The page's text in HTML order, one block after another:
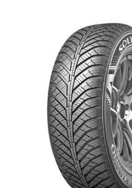
Comparar
Añadir a la lista de deseos